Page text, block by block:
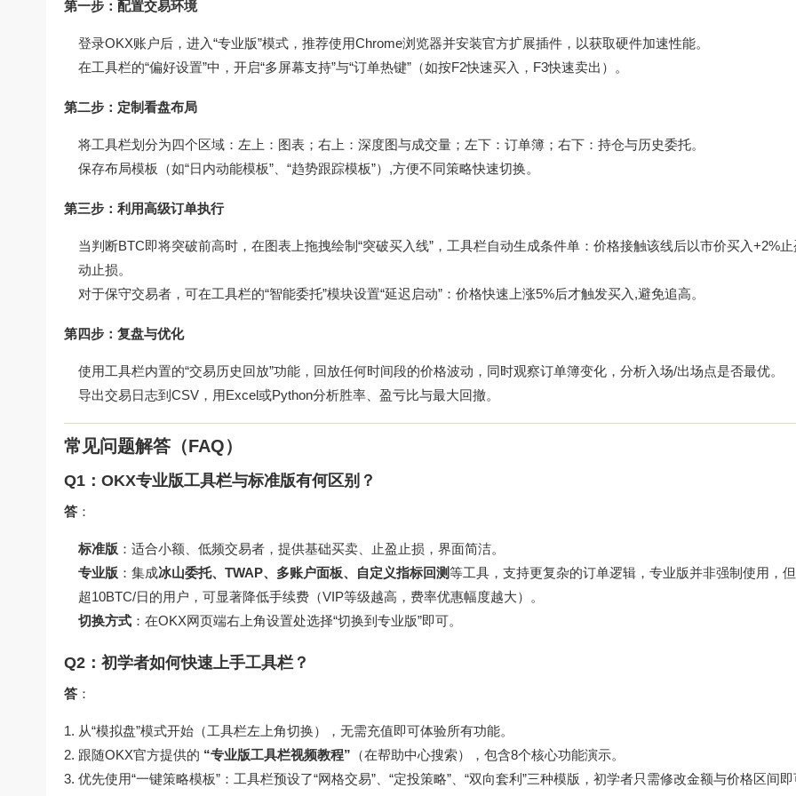
第一步：配置交易环境
登录OKX账户后，进入“专业版”模式，推荐使用Chrome浏览器并安装官方扩展插件，以获取硬件加速性能。
在工具栏的“偏好设置”中，开启“多屏幕支持”与“订单热键”（如按F2快速买入，F3快速卖出）。
第二步：定制看盘布局
将工具栏划分为四个区域：左上：图表；右上：深度图与成交量；左下：订单簿；右下：持仓与历史委托。
保存布局模板（如“日内动能模板”、“趋势跟踪模板”）,方便不同策略快速切换。
第三步：利用高级订单执行
当判断BTC即将突破前高时，在图表上拖拽绘制“突破买入线”，工具栏自动生成条件单：价格接触该线后以市价买入+2%
动止损。
对于保守交易者，可在工具栏的“智能委托”模块设置“延迟启动”：价格快速上涨5%后才触发买入,避免追高。
第四步：复盘与优化
使用工具栏内置的“交易历史回放”功能，回放任何时间段的价格波动，同时观察订单簿变化，分析入场/出场点是否最优。
导出交易日志到CSV，用Excel或Python分析胜率、盈亏比与最大回撤。
常见问题解答（FAQ）
Q1：OKX专业版工具栏与标准版有何区别？
答 ：
标准版 ：适合小额、低频交易者，提供基础买卖、止盈止损，界面简洁。
专业版 ：集成冰山委托、TWAP、多账户面板、自定义指标回测等工具，支持更复杂的订单逻辑，专业版并非强制使用，
超10BTC/日的用户，可显著降低手续费（VIP等级越高，费率优惠幅度越大）。
切换方式 ：在OKX网页端右上角设置处选择“切换到专业版”即可。
Q2：初学者如何快速上手工具栏？
答 ：
从“模拟盘”模式开始（工具栏左上角切换），无需充值即可体验所有功能。
跟随OKX官方提供的 “专业版工具栏视频教程” （在帮助中心搜索），包含8个核心功能演示。
优先使用“一键策略模板”：工具栏预设了“网格交易”、“定投策略”、“双向套利”三种模版，初学者只需修改金额与价格区间即